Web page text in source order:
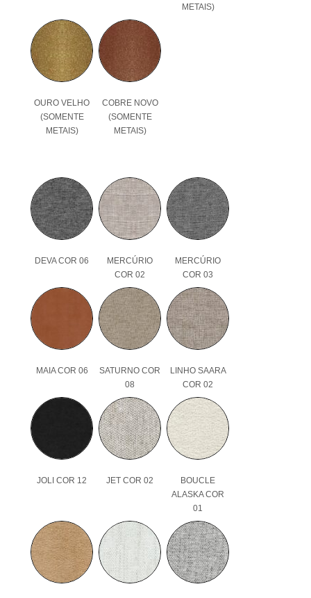
METAIS)
OURO VELHO
(SOMENTE
METAIS)
COBRE NOVO
(SOMENTE
METAIS)
DEVA COR 06
MERCÚRIO
COR 02
MERCÚRIO
COR 03
MAIA COR 06
SATURNO COR
08
LINHO SAARA
COR 02
JOLI COR 12 JET COR 02
BOUCLE
ALASKA COR
01